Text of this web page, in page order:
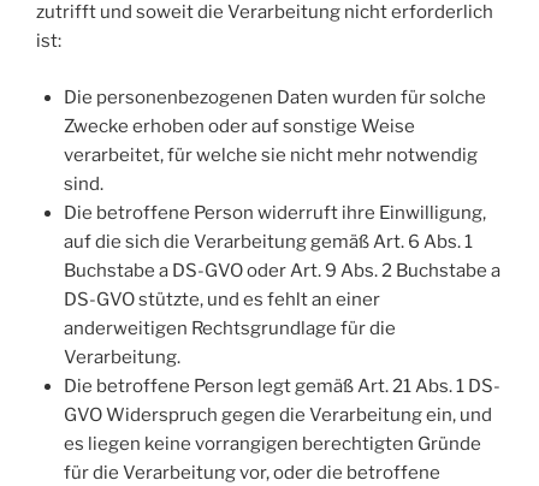
zutrifft und soweit die Verarbeitung nicht erforderlich
ist:
Die personenbezogenen Daten wurden für solche
Zwecke erhoben oder auf sonstige Weise
verarbeitet, für welche sie nicht mehr notwendig
sind.
Die betroffene Person widerruft ihre Einwilligung,
auf die sich die Verarbeitung gemäß Art. 6 Abs. 1
Buchstabe a DS-GVO oder Art. 9 Abs. 2 Buchstabe a
DS-GVO stützte, und es fehlt an einer
anderweitigen Rechtsgrundlage für die
Verarbeitung.
Die betroffene Person legt gemäß Art. 21 Abs. 1 DS-
GVO Widerspruch gegen die Verarbeitung ein, und
es liegen keine vorrangigen berechtigten Gründe
für die Verarbeitung vor, oder die betroffene